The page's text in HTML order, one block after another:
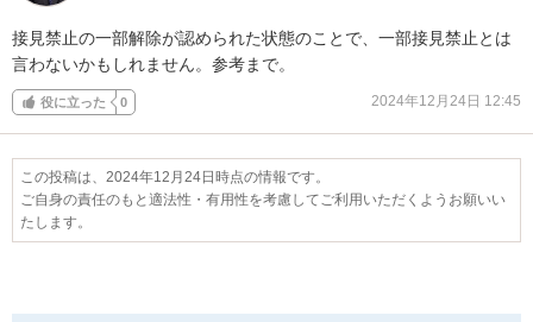
接見禁止の一部解除が認められた状態のことで、一部接見禁止とは
言わないかもしれません。参考まで。
役に立った 0 2024年12月24日 12:45
この投稿は、2024年12月24日時点の情報です。
ご自身の責任のもと適法性・有用性を考慮してご利用いただくようお願いい
たします。